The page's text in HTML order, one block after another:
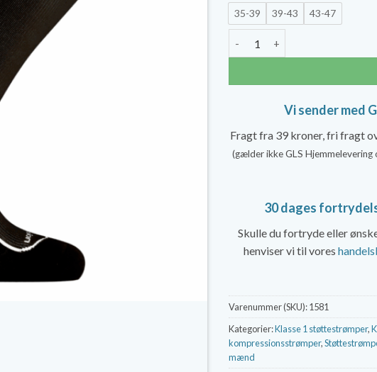
35-39 39-43 43-47
Vi sender med
Fragt fra 39 kroner, fri fragt
(gælder ikke GLS Hjemmelevering
30 dages
Skulle du fortryde eller
henviser vi til vores
Varenummer (SKU):1581
Kategorier:Klasse 1 støttestrømper,
kompressionsstrømper,
mænd